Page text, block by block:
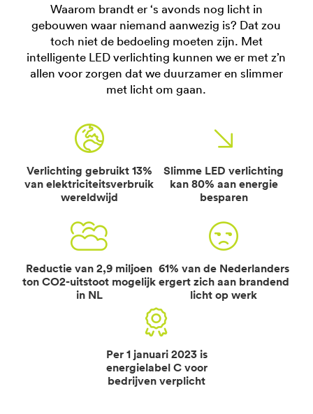
Waarom brandt er ‘s avonds nog licht in
gebouwen waar niemand aanwezig is? Dat zou
toch niet de bedoeling moeten zijn. Met
intelligente LED verlichting kunnen we er met z’n
allen voor zorgen dat we duurzamer en slimmer
met licht om gaan.

Verlichting gebruikt 13%
van elektriciteitsverbruik
wereldwijd

Slimme LED verlichting
kan 80% aan energie
besparen

Reductie van 2,9 miljoen
ton CO2-uitstoot mogelijk
in NL

61% van de Nederlanders
ergert zich aan brandend
licht op werk

Per 1 januari 2023 is
energielabel C voor
bedrijven verplicht